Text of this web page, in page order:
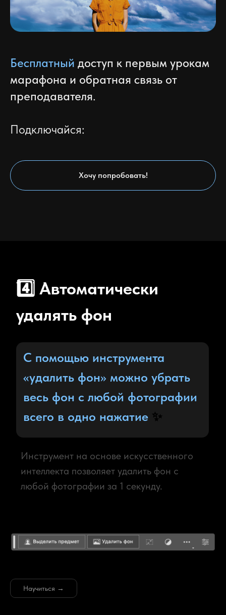
Бесплатный доступ к первым урокам
марафона и обратная связь от
преподавателя.
Подключайся:
Хочу попробовать!
Научиться →
6️⃣Увеличивать фото
без потери качества
можно увеличить разрешение
фотографий в несколько раз,
Фильтр «активное масштабирование»
позволяет увеличивать разрешение